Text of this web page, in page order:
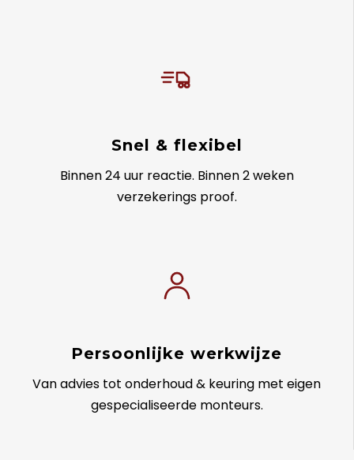
Snel & flexibel
Binnen 24 uur reactie. Binnen 2 weken
verzekerings proof.
Persoonlijke werkwijze
Van advies tot onderhoud & keuring met eigen
gespecialiseerde monteurs.